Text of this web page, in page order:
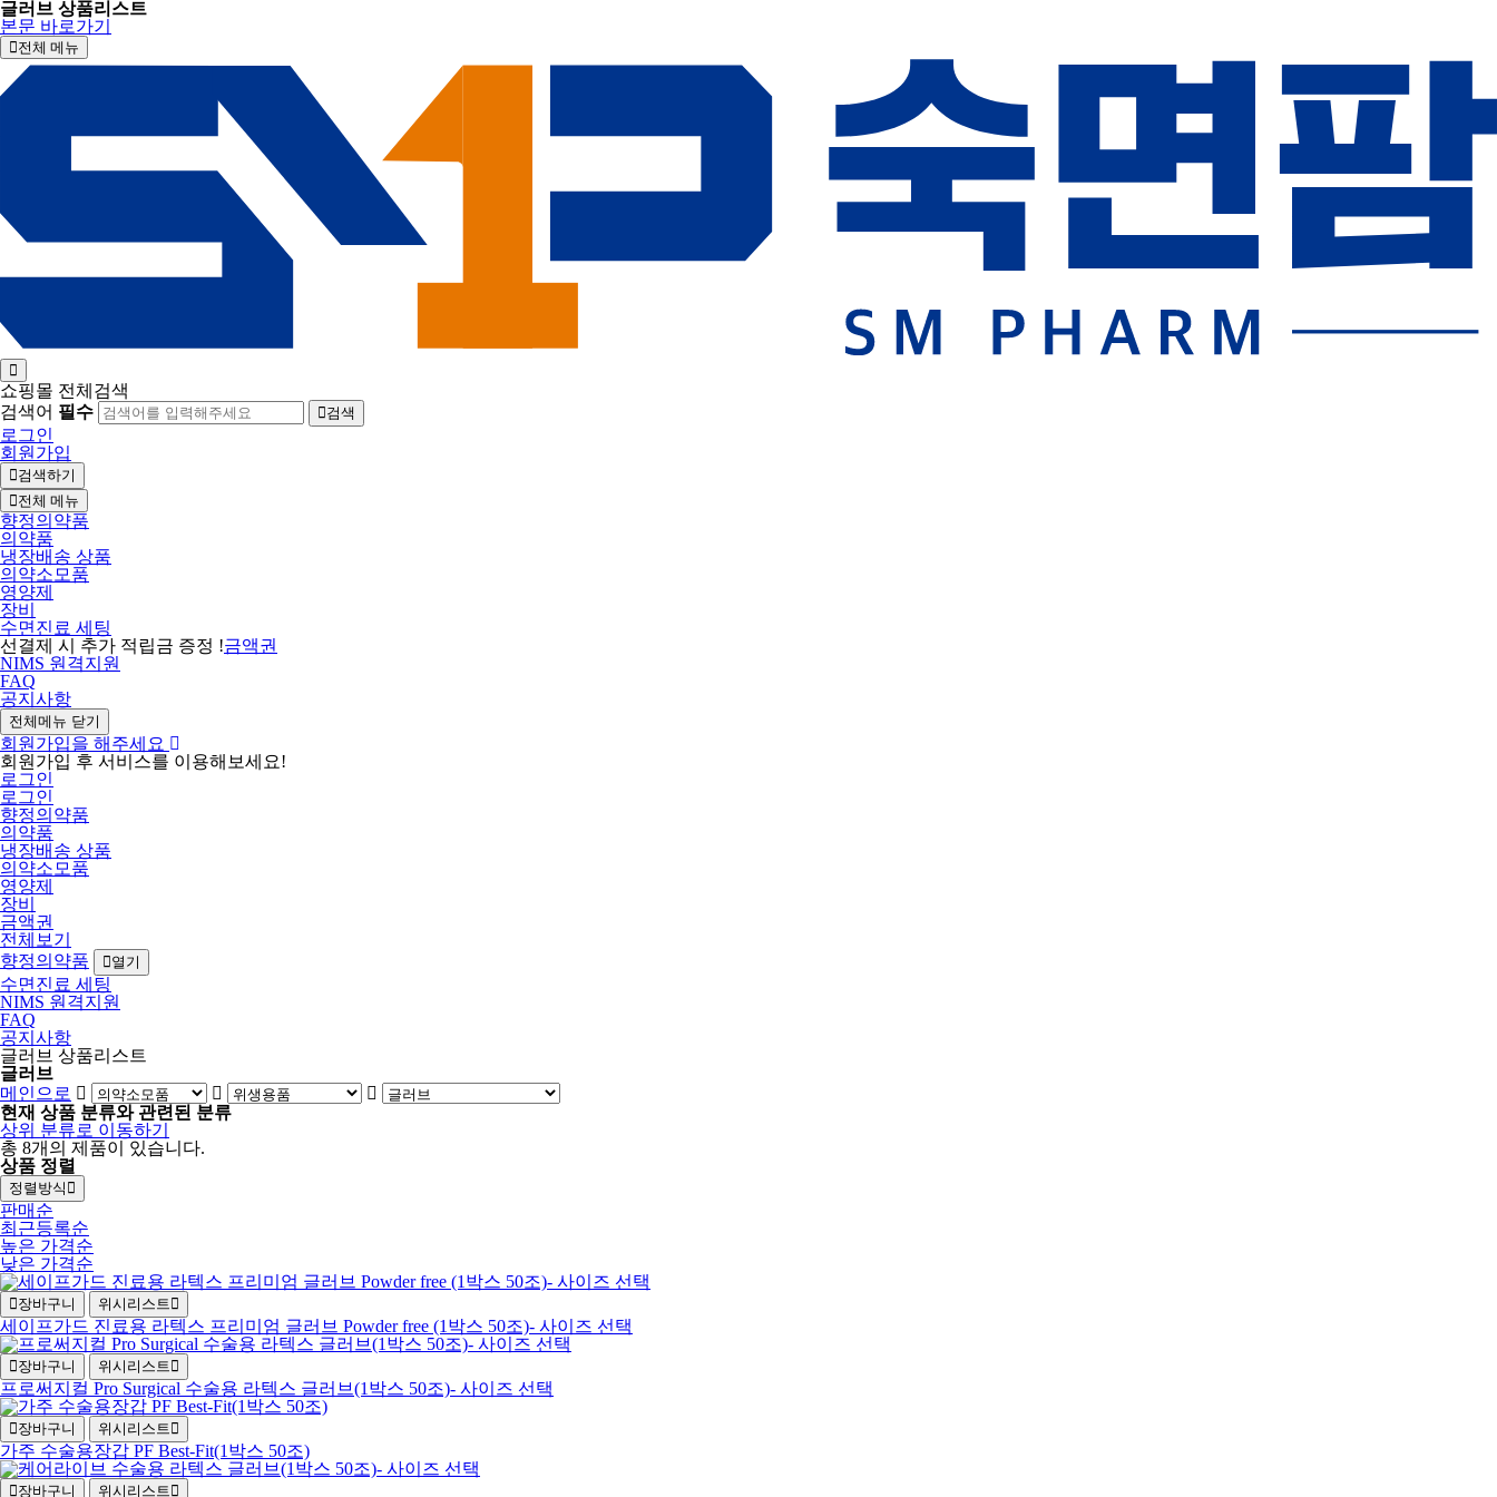
글러브 상품리스트
본문 바로가기
전체 메뉴
쇼핑몰 전체검색
검색어 필수 검색
로그인
회원가입
검색하기
전체 메뉴
향정의약품
의약품
냉장배송 상품
의약소모품
영양제
장비
수면진료 세팅
선결제 시 추가 적립금 증정 !금액권
NIMS 원격지원
FAQ
공지사항
전체메뉴 닫기
회원가입을 해주세요
회원가입 후 서비스를 이용해보세요!
로그인
로그인
향정의약품
의약품
냉장배송 상품
의약소모품
영양제
장비
금액권
전체보기
향정의약품
열기
수면진료 세팅
NIMS 원격지원
FAQ
공지사항
글러브 상품리스트
글러브
메인으로
현재 상품 분류와 관련된 분류
상위 분류로 이동하기
총 8개의 제품이 있습니다.
상품 정렬
정렬방식
판매순
최근등록순
높은 가격순
낮은 가격순
장바구니 위시리스트
세이프가드 진료용 라텍스 프리미엄 글러브 Powder free (1박스 50조)- 사이즈 선택
장바구니 위시리스트
프로써지컬 Pro Surgical 수술용 라텍스 글러브(1박스 50조)- 사이즈 선택
장바구니 위시리스트
가주 수술용장갑 PF Best-Fit(1박스 50조)
장바구니 위시리스트